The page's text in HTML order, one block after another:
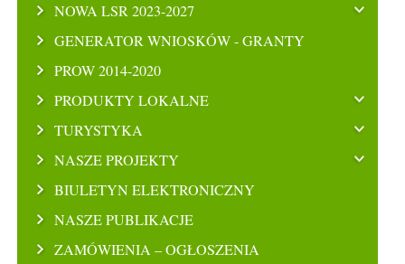
NOWA LSR 2023-2027
GENERATOR WNIOSKÓW - GRANTY
PROW 2014-2020
PRODUKTY LOKALNE
TURYSTYKA
NASZE PROJEKTY
BIULETYN ELEKTRONICZNY
NASZE PUBLIKACJE
ZAMÓWIENIA – OGŁOSZENIA